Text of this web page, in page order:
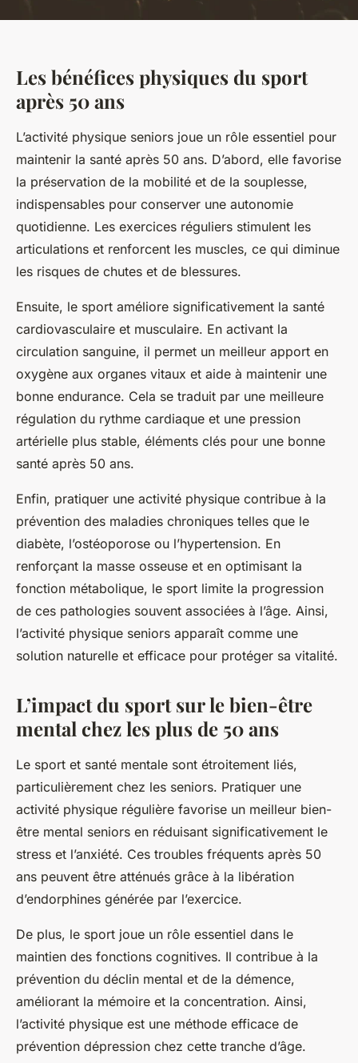
Les bénéfices physiques du sport
après 50 ans
L’activité physique seniors joue un rôle essentiel pour
maintenir la santé après 50 ans. D’abord, elle favorise
la préservation de la mobilité et de la souplesse,
indispensables pour conserver une autonomie
quotidienne. Les exercices réguliers stimulent les
articulations et renforcent les muscles, ce qui diminue
les risques de chutes et de blessures.
Ensuite, le sport améliore significativement la santé
cardiovasculaire et musculaire. En activant la
circulation sanguine, il permet un meilleur apport en
oxygène aux organes vitaux et aide à maintenir une
bonne endurance. Cela se traduit par une meilleure
régulation du rythme cardiaque et une pression
artérielle plus stable, éléments clés pour une bonne
santé après 50 ans.
Enfin, pratiquer une activité physique contribue à la
prévention des maladies chroniques telles que le
diabète, l’ostéoporose ou l’hypertension. En
renforçant la masse osseuse et en optimisant la
fonction métabolique, le sport limite la progression
de ces pathologies souvent associées à l’âge. Ainsi,
l’activité physique seniors apparaît comme une
solution naturelle et efficace pour protéger sa vitalité.
L’impact du sport sur le bien-être
mental chez les plus de 50 ans
Le sport et santé mentale sont étroitement liés,
particulièrement chez les seniors. Pratiquer une
activité physique régulière favorise un meilleur bien-
être mental seniors en réduisant significativement le
stress et l’anxiété. Ces troubles fréquents après 50
ans peuvent être atténués grâce à la libération
d’endorphines générée par l’exercice.
De plus, le sport joue un rôle essentiel dans le
maintien des fonctions cognitives. Il contribue à la
prévention du déclin mental et de la démence,
améliorant la mémoire et la concentration. Ainsi,
l’activité physique est une méthode efficace de
prévention dépression chez cette tranche d’âge.